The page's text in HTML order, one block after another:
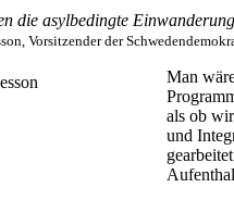
die asylbedingte
Vorsitzender der
Man
als ob
und